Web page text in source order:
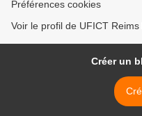
Préférences cookies
Voir le profil de UFICT
Créer un